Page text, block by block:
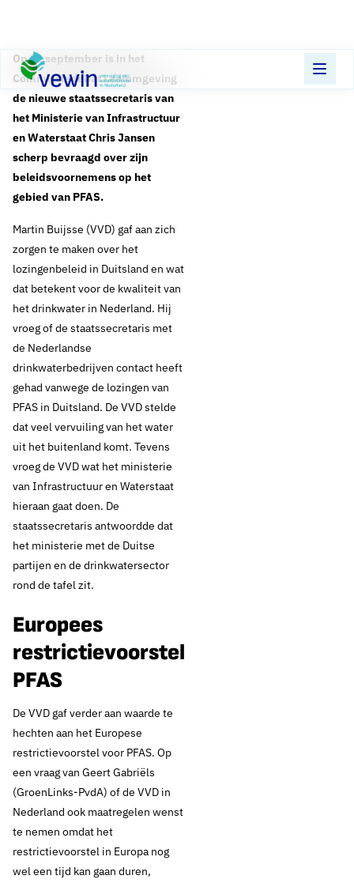
Direct naar content
Terug naar de startpagina
Op 11 september is in het
Commissiedebat Leefomgeving
de nieuwe staatssecretaris van
het Ministerie van Infrastructuur
en Waterstaat Chris Jansen
scherp bevraagd over zijn
beleidsvoornemens op het
gebied van PFAS.
Martin Buijsse (VVD) gaf aan zich
zorgen te maken over het
lozingenbeleid in Duitsland en wat
dat betekent voor de kwaliteit van
het drinkwater in Nederland. Hij
vroeg of de staatssecretaris met
de Nederlandse
drinkwaterbedrijven contact heeft
gehad vanwege de lozingen van
PFAS in Duitsland. De VVD stelde
dat veel vervuiling van het water
uit het buitenland komt. Tevens
vroeg de VVD wat het ministerie
van Infrastructuur en Waterstaat
hieraan gaat doen. De
staatssecretaris antwoordde dat
het ministerie met de Duitse
partijen en de drinkwatersector
rond de tafel zit.
Europees
restrictievoorstel
PFAS
De VVD gaf verder aan waarde te
hechten aan het Europese
restrictievoorstel voor PFAS. Op
een vraag van Geert Gabriëls
(GroenLinks-PvdA) of de VVD in
Nederland ook maatregelen wenst
te nemen omdat het
restrictievoorstel in Europa nog
wel een tijd kan gaan duren,